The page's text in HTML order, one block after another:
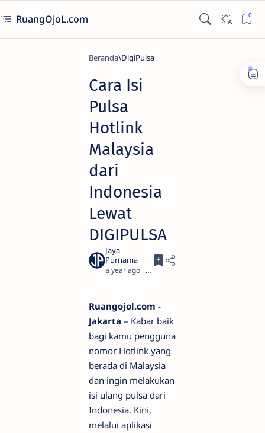
RuangOjoL.com
Beranda DigiPulsa
Cara Isi
Pulsa
Hotlink
Malaysia
dari
Indonesia
Lewat
DIGIPULSA
a year ago 5
Ruangojol.com -
Jakarta – Kabar baik
bagi kamu pengguna
nomor Hotlink yang
berada di Malaysia
dan ingin melakukan
isi ulang pulsa dari
Indonesia. Kini,
melalui aplikasi